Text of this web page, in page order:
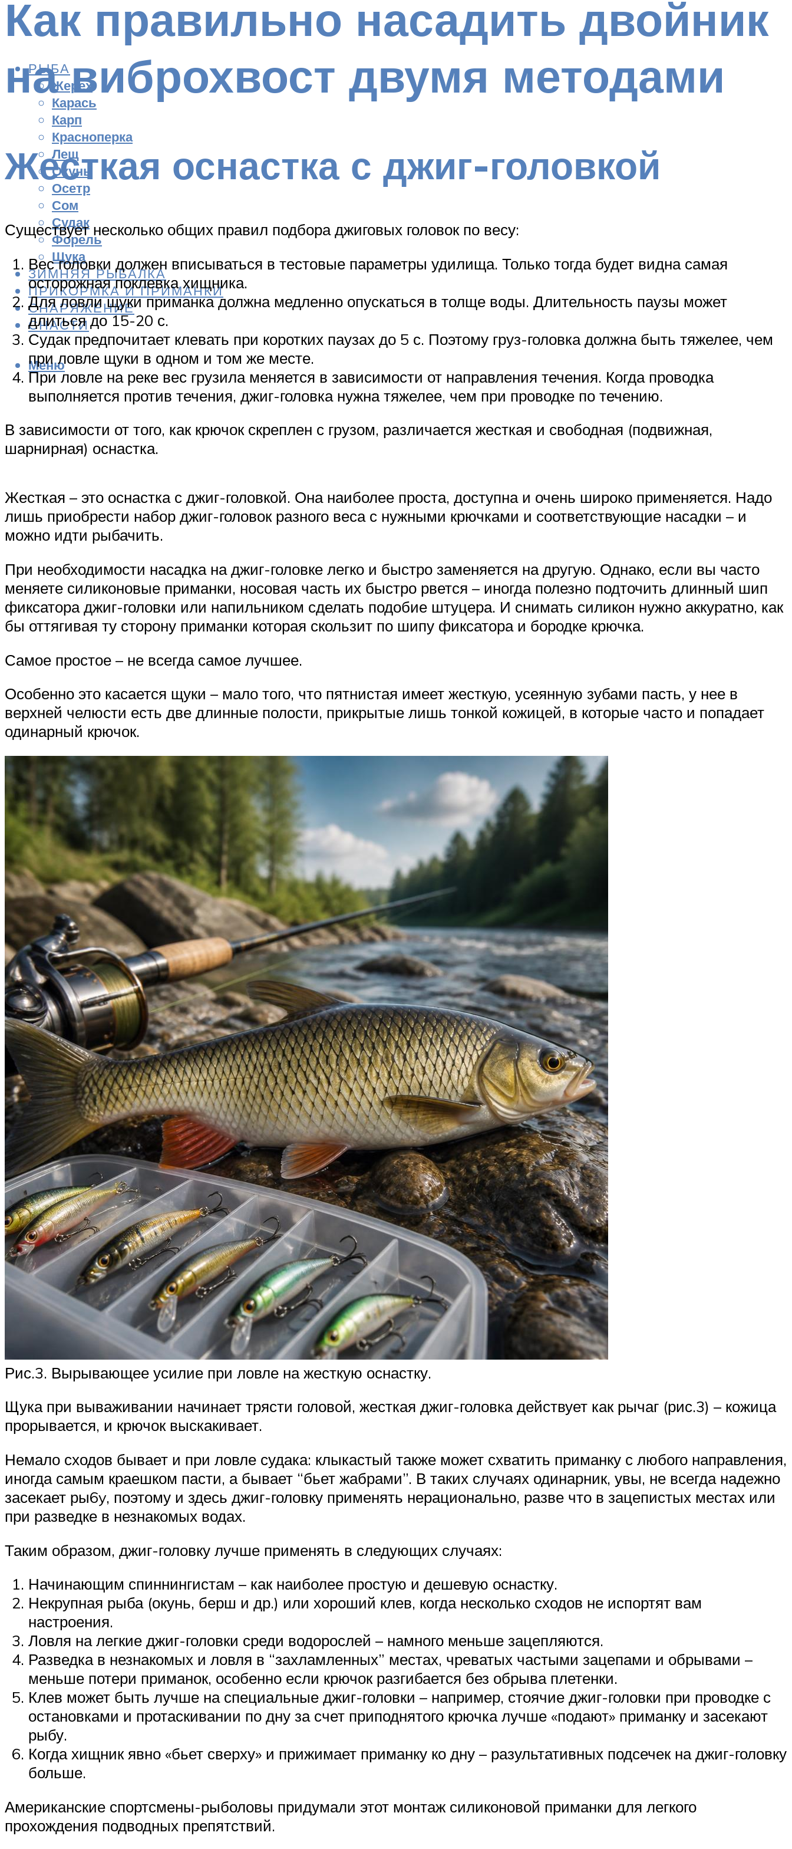
РЫБА
Жерех
Карась
Карп
Красноперка
Лещ
Окунь
Осетр
Сом
Судак
Форель
Щука
ЗИМНЯЯ РЫБАЛКА
ПРИКОРМКА И ПРИМАНКИ
СНАРЯЖЕНИЕ
СНАСТИ
Меню
Как правильно насадить двойник
на виброхвост двумя методами
Жесткая оснастка с джиг-головкой
Существует несколько общих правил подбора джиговых головок по весу:
Вес головки должен вписываться в тестовые параметры удилища. Только тогда будет видна самая
осторожная поклевка хищника.
Для ловли щуки приманка должна медленно опускаться в толще воды. Длительность паузы может
длиться до 15-20 с.
Судак предпочитает клевать при коротких паузах до 5 с. Поэтому груз-головка должна быть тяжелее, чем
при ловле щуки в одном и том же месте.
При ловле на реке вес грузила меняется в зависимости от направления течения. Когда проводка
выполняется против течения, джиг-головка нужна тяжелее, чем при проводке по течению.
В зависимости от того, как крючок скреплен с грузом, различается жесткая и свободная (подвижная,
шарнирная) оснастка.
Жесткая – это оснастка с джиг-головкой. Она наиболее проста, доступна и очень широко применяется. Надо
лишь приобрести набор джиг-головок разного веса с нужными крючками и соответствующие насадки – и
можно идти рыбачить.
При необходимости насадка на джиг-головке легко и быстро заменяется на другую. Однако, если вы часто
меняете силиконовые приманки, носовая часть их быстро рвется – иногда полезно подточить длинный шип
фиксатора джиг-головки или напильником сделать подобие штуцера. И снимать силикон нужно аккуратно, как
бы оттягивая ту сторону приманки которая скользит по шипу фиксатора и бородке крючка.
Самое простое – не всегда самое лучшее.
Особенно это касается щуки – мало того, что пятнистая имеет жесткую, усеянную зубами пасть, у нее в
верхней челюсти есть две длинные полости, прикрытые лишь тонкой кожицей, в которые часто и попадает
одинарный крючок.
Рис.3. Вырывающее усилие при ловле на жесткую оснастку.
Щука при вываживании начинает трясти головой, жесткая джиг-головка действует как рычаг (рис.3) – кожица
прорывается, и крючок выскакивает.
Немало сходов бывает и при ловле судака: клыкастый также может схватить приманку с любого направления,
иногда самым краешком пасти, а бывает “бьет жабрами”. В таких случаях одинарник, увы, не всегда надежно
засекает ры6y, поэтому и здесь джиг-головку применять нерационально, разве что в зацепистых местах или
при разведке в незнакомых водах.
Таким образом, джиг-головку лучше применять в следующих случаях:
Начинающим спиннингистам – как наиболее простую и дешевую оснастку.
Некрупная рыба (окунь, берш и др.) или хороший клев, когда несколько сходов не испортят вам
настроения.
Ловля на легкие джиг-головки среди водорослей – намного меньше зацепляются.
Разведка в незнакомых и ловля в “захламленных” местах, чреватых частыми зацепами и обрывами –
меньше потери приманок, особенно если крючок разгибается без обрыва плетенки.
Клев может быть лучше на специальные джиг-головки – например, стоячие джиг-головки при проводке с
остановками и протаскивании по дну за счет приподнятого крючка лучше «подают» приманку и засекают
рыбу.
Когда хищник явно «бьет сверху» и прижимает приманку ко дну – разультативных подсечек на джиг-головку
больше.
Американские спортсмены-рыболовы придумали этот монтаж силиконовой приманки для легкого
прохождения подводных препятствий.